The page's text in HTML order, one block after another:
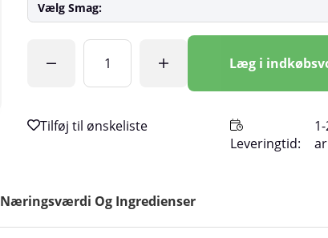
Vælg Smag:
Læg i
Leveringtid:
Næringsværdi Og Ingredienser